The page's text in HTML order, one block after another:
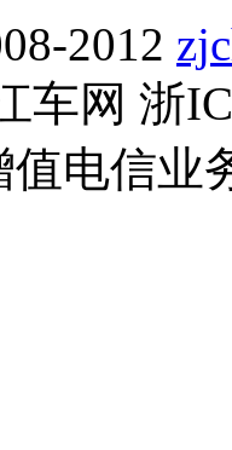
2012
车网 浙
值电信业